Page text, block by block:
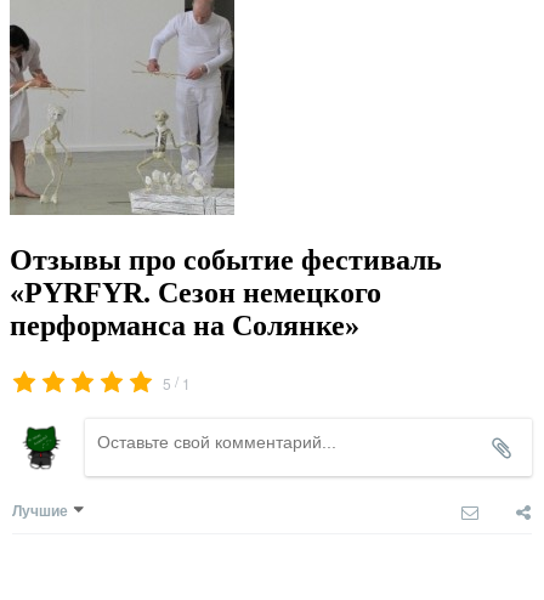
Отзывы про событие фестиваль
«PYRFYR. Сезон немецкого
перформанса на Солянке»
5 / 1
Лучшие